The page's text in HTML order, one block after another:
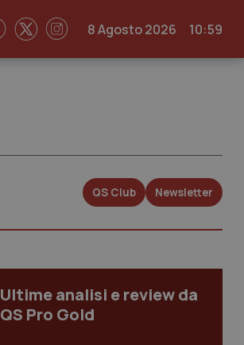
8 Agosto 2026 10:59
QS Club Newsletter
Ultime analisi e review da
QS Pro Gold